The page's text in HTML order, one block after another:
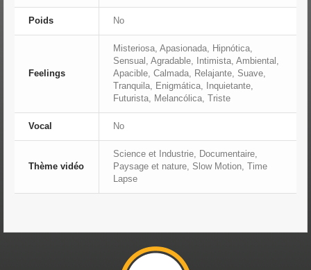
Poids No
Feelings
Misteriosa, Apasionada, Hipnótica,
Sensual, Agradable, Intimista, Ambiental,
Apacible, Calmada, Relajante, Suave,
Tranquila, Enigmática, Inquietante,
Futurista, Melancólica, Triste
Vocal No
Thème vidéo
Science et Industrie, Documentaire,
Paysage et nature, Slow Motion, Time
Lapse